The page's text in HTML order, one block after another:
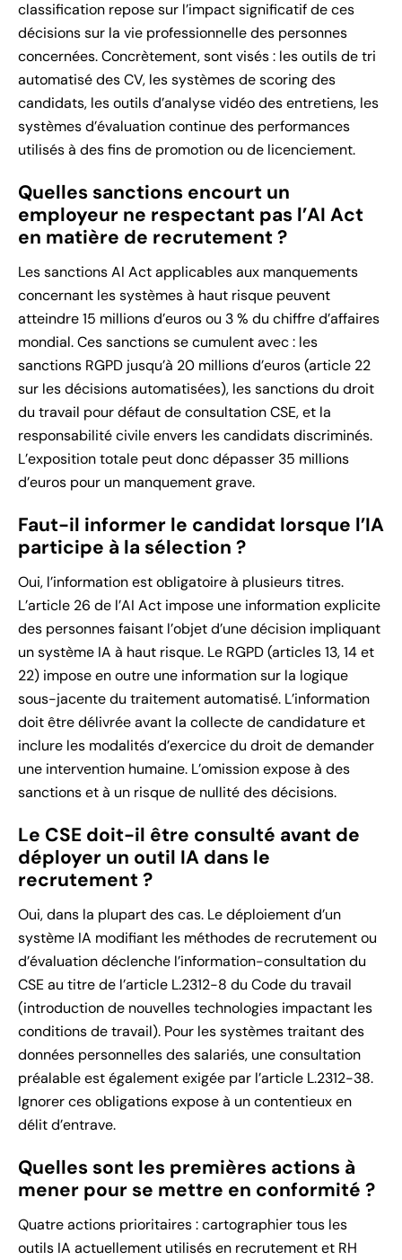
classification repose sur l’impact significatif de ces
décisions sur la vie professionnelle des personnes
concernées. Concrètement, sont visés : les outils de tri
automatisé des CV, les systèmes de scoring des
candidats, les outils d’analyse vidéo des entretiens, les
systèmes d’évaluation continue des performances
utilisés à des fins de promotion ou de licenciement.
Quelles sanctions encourt un
employeur ne respectant pas l’AI Act
en matière de recrutement ?
Les sanctions AI Act applicables aux manquements
concernant les systèmes à haut risque peuvent
atteindre 15 millions d’euros ou 3 % du chiffre d’affaires
mondial. Ces sanctions se cumulent avec : les
sanctions RGPD jusqu’à 20 millions d’euros (article 22
sur les décisions automatisées), les sanctions du droit
du travail pour défaut de consultation CSE, et la
responsabilité civile envers les candidats discriminés.
L’exposition totale peut donc dépasser 35 millions
d’euros pour un manquement grave.
Faut-il informer le candidat lorsque l’IA
participe à la sélection ?
Oui, l’information est obligatoire à plusieurs titres.
L’article 26 de l’AI Act impose une information explicite
des personnes faisant l’objet d’une décision impliquant
un système IA à haut risque. Le RGPD (articles 13, 14 et
22) impose en outre une information sur la logique
sous-jacente du traitement automatisé. L’information
doit être délivrée avant la collecte de candidature et
inclure les modalités d’exercice du droit de demander
une intervention humaine. L’omission expose à des
sanctions et à un risque de nullité des décisions.
Le CSE doit-il être consulté avant de
déployer un outil IA dans le
recrutement ?
Oui, dans la plupart des cas. Le déploiement d’un
système IA modifiant les méthodes de recrutement ou
d’évaluation déclenche l’information-consultation du
CSE au titre de l’article L.2312-8 du Code du travail
(introduction de nouvelles technologies impactant les
conditions de travail). Pour les systèmes traitant des
données personnelles des salariés, une consultation
préalable est également exigée par l’article L.2312-38.
Ignorer ces obligations expose à un contentieux en
délit d’entrave.
Quelles sont les premières actions à
mener pour se mettre en conformité ?
Quatre actions prioritaires : cartographier tous les
outils IA actuellement utilisés en recrutement et RH